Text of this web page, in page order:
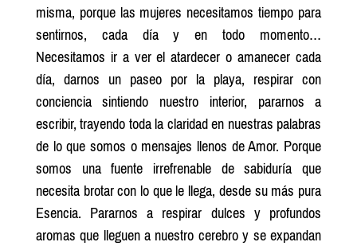
misma, porque las mujeres necesitamos tiempo para
sentirnos, cada día y en todo momento…
Necesitamos ir a ver el atardecer o amanecer cada
día, darnos un paseo por la playa, respirar con
conciencia sintiendo nuestro interior, pararnos a
escribir, trayendo toda la claridad en nuestras palabras
de lo que somos o mensajes llenos de Amor. Porque
somos una fuente irrefrenable de sabiduría que
necesita brotar con lo que le llega, desde su más pura
Esencia. Pararnos a respirar dulces y profundos
aromas que lleguen a nuestro cerebro y se expandan